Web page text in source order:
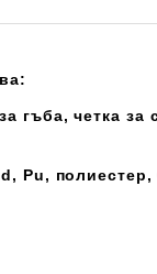
гъба, четка
Pu,